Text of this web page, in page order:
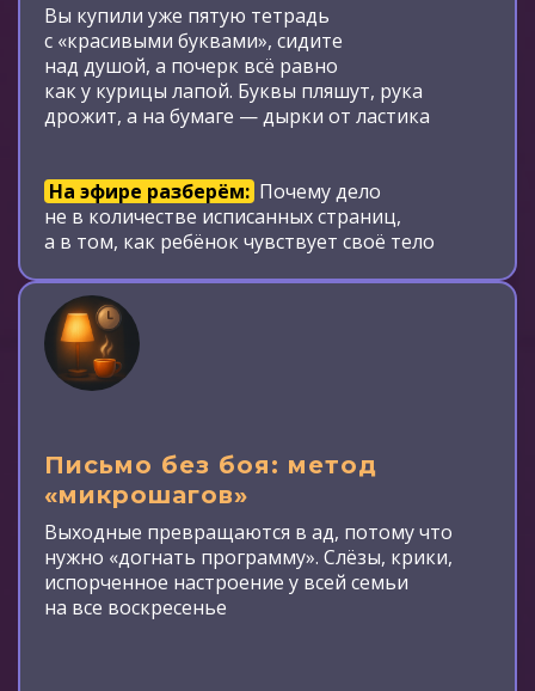
Вы купили уже пятую тетрадь
с «красивыми буквами», сидите
над душой, а почерк всё равно
как у курицы лапой. Буквы пляшут, рука
дрожит, а на бумаге — дырки от ластика
На эфире разберём: Почему дело
не в количестве исписанных страниц,
а в том, как ребёнок чувствует своё тело
Письмо без боя: метод
«микрошагов»
Выходные превращаются в ад, потому что
нужно «догнать программу». Слёзы, крики,
испорченное настроение у всей семьи
на все воскресенье